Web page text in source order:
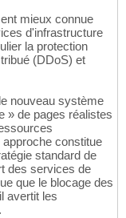
mieux connue
d'infrastructure
la protection
(DDoS) et
nouveau système
» de pages réalistes
constitue
standard de
des services de
que le blocage des
avertit les